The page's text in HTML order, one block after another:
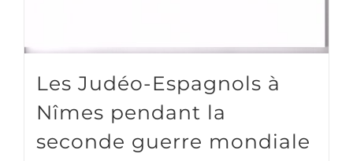
Les Judéo-Espagnols à
Nîmes pendant la
seconde guerre mondiale